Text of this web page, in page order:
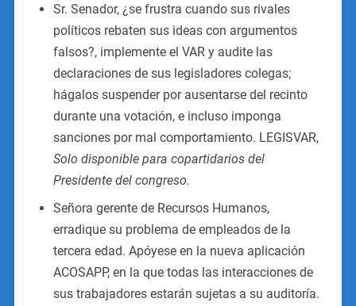
Sr. Senador, ¿se frustra cuando sus rivales
políticos rebaten sus ideas con argumentos
falsos?, implemente el VAR y audite las
declaraciones de sus legisladores colegas;
hágalos suspender por ausentarse del recinto
durante una votación, e incluso imponga
sanciones por mal comportamiento. LEGISVAR,
Solo disponible para copartidarios del
Presidente del congreso.
Señora gerente de Recursos Humanos,
erradique su problema de empleados de la
tercera edad. Apóyese en la nueva aplicación
ACOSAPP, en la que todas las interacciones de
sus trabajadores estarán sujetas a su auditoría.